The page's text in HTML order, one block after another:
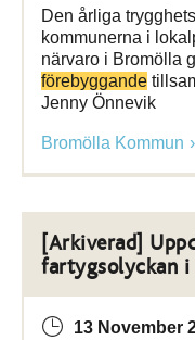
Den årliga
kommunerna i
närvaro i Bromölla
förebyggande
Jenny Önnevik
Bromölla Kommun
[Arkiverad]
fartygsolyckan i
13 November